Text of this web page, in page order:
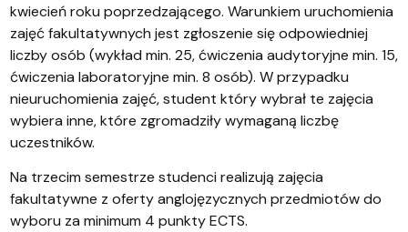
kwiecień roku poprzedzającego. Warunkiem uruchomienia
zajęć fakultatywnych jest zgłoszenie się odpowiedniej
liczby osób (wykład min. 25, ćwiczenia audytoryjne min. 15,
ćwiczenia laboratoryjne min. 8 osób). W przypadku
nieuruchomienia zajęć, student który wybrał te zajęcia
wybiera inne, które zgromadziły wymaganą liczbę
uczestników.
Na trzecim semestrze studenci realizują zajęcia
fakultatywne z oferty anglojęzycznych przedmiotów do
wyboru za minimum 4 punkty ECTS.